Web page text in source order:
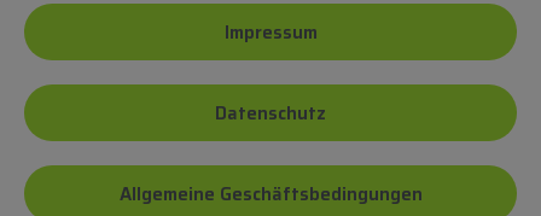
Impressum
Datenschutz
Allgemeine Geschäftsbedingungen